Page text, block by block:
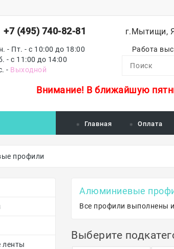
+7 (495) 740-82-81
- Пт. - с 10:00 до 18:00
- с 11:00 до 14:00
- Выходной
г.Мытищи,
Работа
Внимание! В ближайшую
Главная Оплата
профили
ленты
Алюминиевые
Все профили выполнены
Выберите